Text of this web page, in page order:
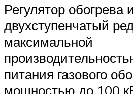
Регулятор обогрева и
двухступенчатый
максимальной
питания газового
мощностью до 100